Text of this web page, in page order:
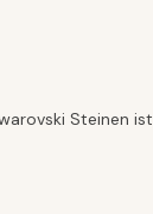
Steinen